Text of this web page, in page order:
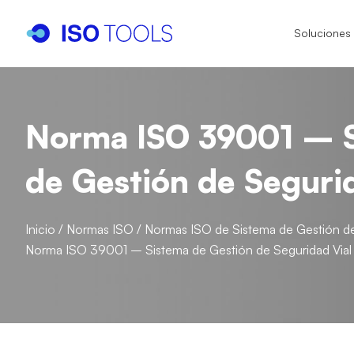
Soluciones
Norma ISO 39001 –
de Gestión de
Inicio / Normas ISO / Normas ISO de Sistema de Gestión
Norma ISO 39001 – Sistema de Gestión de Seguridad Vial